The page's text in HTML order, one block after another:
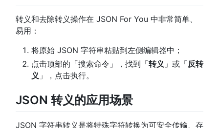
转义和去除转义操作在 JSON For You 中非常简单、
易用：
将原始 JSON 字符串粘贴到左侧编辑器中；
点击顶部的「搜索命令」，找到「转义 」或「反转
义 」，点击执行。
JSON 转义的应用场景
JSON 字符串转义是将特殊字符转换为可安全传输、存